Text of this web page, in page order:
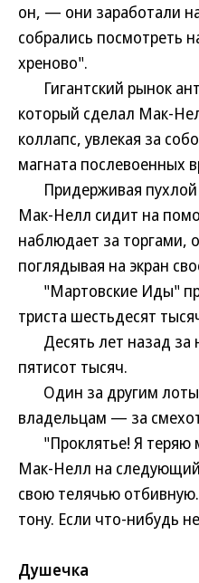
он, — они заработали
собрались посмотреть
хреново".
Гигантский рынок
который сделал Мак-
коллапс, увлекая за
магната послевоенных
Придерживая пухлой
Мак-Нелл сидит на
наблюдает за торгами,
поглядывая на экран
"Мартовские Иды"
триста шестьдесят
Десять лет назад за
пятисот тысяч.
Один за другим лоты
владельцам — за
"Проклятье! Я теряю
Мак-Нелл на
свою телячью
тону. Если что-нибудь
Душечка